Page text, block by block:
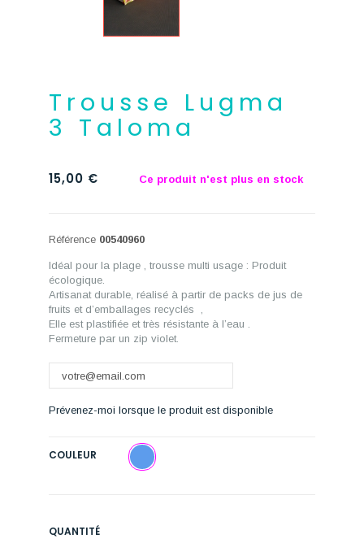
Trousse Lugma
3 Taloma
15,00 € Ce produit n'est plus en stock
Référence 00540960
Idéal pour la plage , trousse multi usage : Produit
écologique.
Artisanat durable, réalisé à partir de packs de jus de
fruits et d’emballages recyclés ,
Elle est plastifiée et très résistante à l’eau .
Fermeture par un zip violet.
Prévenez-moi lorsque le produit est disponible
COULEUR
QUANTITÉ